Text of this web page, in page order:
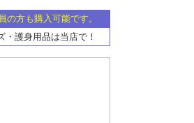
の方も購入可能です。
護身用品は当店で！